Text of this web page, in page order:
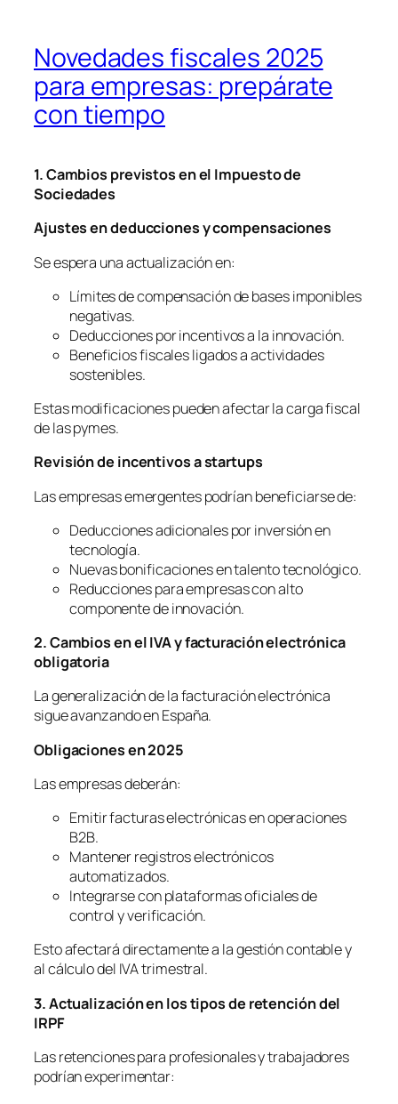
Novedades fiscales 2025
para empresas: prepárate
con tiempo
1. Cambios previstos en el Impuesto de
Sociedades
Ajustes en deducciones y compensaciones
Se espera una actualización en:
Límites de compensación de bases imponibles
negativas.
Deducciones por incentivos a la innovación.
Beneficios fiscales ligados a actividades
sostenibles.
Estas modificaciones pueden afectar la carga fiscal
de las pymes.
Revisión de incentivos a startups
Las empresas emergentes podrían beneficiarse de:
Deducciones adicionales por inversión en
tecnología.
Nuevas bonificaciones en talento tecnológico.
Reducciones para empresas con alto
componente de innovación.
2. Cambios en el IVA y facturación electrónica
obligatoria
La generalización de la facturación electrónica
sigue avanzando en España.
Obligaciones en 2025
Las empresas deberán:
Emitir facturas electrónicas en operaciones
B2B.
Mantener registros electrónicos
automatizados.
Integrarse con plataformas oficiales de
control y verificación.
Esto afectará directamente a la gestión contable y
al cálculo del IVA trimestral.
3. Actualización en los tipos de retención del
IRPF
Las retenciones para profesionales y trabajadores
podrían experimentar: